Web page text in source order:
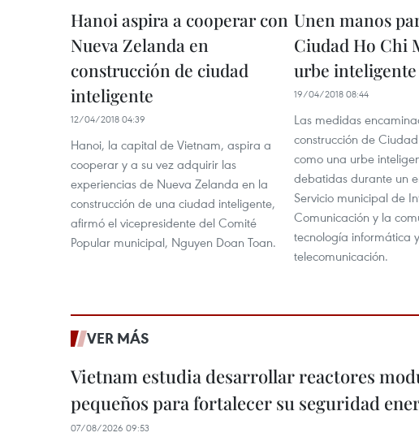
Hanoi aspira a cooperar con
Nueva Zelanda en
construcción de ciudad
inteligente
12/04/2018 04:39
Hanoi, la capital de Vietnam, aspira a
cooperar y a su vez adquirir las
experiencias de Nueva Zelanda en la
construcción de una ciudad inteligente,
afirmó el vicepresidente del Comité
Popular municipal, Nguyen Doan Toan.
Unen manos
Ciudad Ho Chi
urbe inteligente
19/04/2018 08:44
Las medidas
construcción de
como una urbe
debatidas durante un
Servicio municipal de
Comunicación y la
tecnología informática y
telecomunicación.
VER MÁS
Vietnam estudia desarrollar reactores
pequeños para fortalecer su seguridad
07/08/2026 09:53